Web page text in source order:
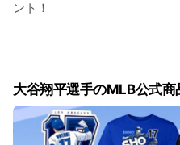
ント！
大谷翔平選手のMLB公式商